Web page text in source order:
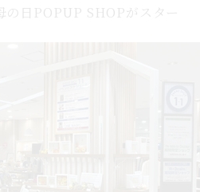
の日POPUP SHOPがスター